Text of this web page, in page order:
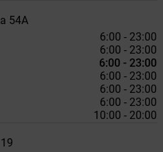
54A
6:00 - 23:00
6:00 - 23:00
6:00 - 23:00
6:00 - 23:00
6:00 - 23:00
6:00 - 23:00
10:00 - 20:00